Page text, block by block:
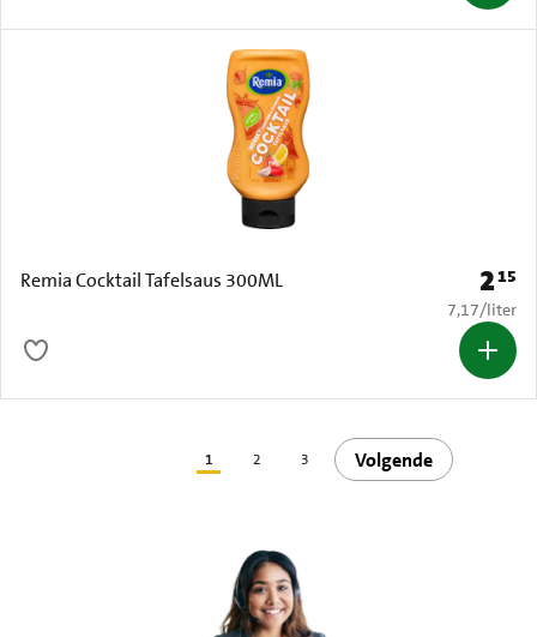
Remia Cocktail Tafelsaus 300ML Prijs:
215
€ 7,17 per
7,17/liter
1 2 3 Volgende